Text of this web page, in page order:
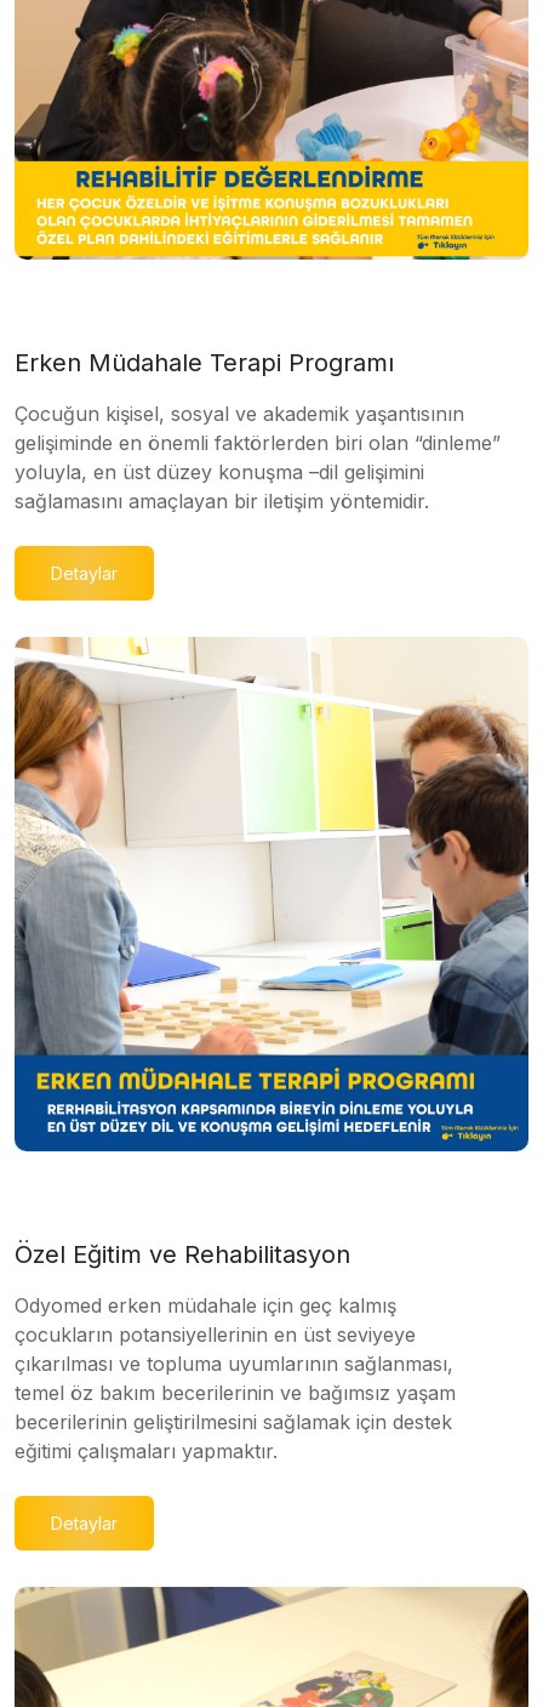
Erken Müdahale Terapi Programı
Çocuğun kişisel, sosyal ve akademik yaşantısının
gelişiminde en önemli faktörlerden biri olan “dinleme”
yoluyla, en üst düzey konuşma –dil gelişimini
sağlamasını amaçlayan bir iletişim yöntemidir.
Detaylar
Özel Eğitim ve Rehabilitasyon
Odyomed erken müdahale için geç kalmış
çocukların potansiyellerinin en üst seviyeye
çıkarılması ve topluma uyumlarının sağlanması,
temel öz bakım becerilerinin ve bağımsız yaşam
becerilerinin geliştirilmesini sağlamak için destek
eğitimi çalışmaları yapmaktır.
Detaylar